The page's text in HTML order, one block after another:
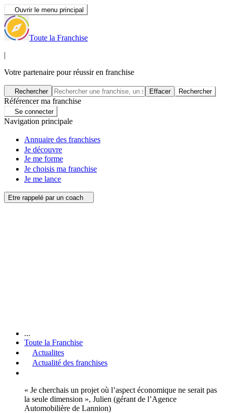
Ouvrir le menu principal
Toute la Franchise
|
Votre partenaire pour réussir en franchise
Rechercher Effacer Rechercher
Référencer ma franchise
Se connecter
Navigation principale
Annuaire des franchises
Je découvre
Je me forme
Je choisis ma franchise
Je me lance
Etre rappelé par un coach
...
Toute la Franchise
Actualites
Actualité des franchises
« Je cherchais un projet où l’aspect économique ne serait pas
la seule dimension », Julien (gérant de l’Agence
Automobilière de Lannion)